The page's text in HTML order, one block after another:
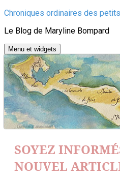
Aller
contenu
Chroniques ordinaires des
Le Blog de Maryline Bompard
Menu et widgets
SOYEZ
NOUVEL